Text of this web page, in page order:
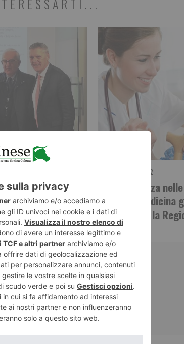
focus a Chieri
16 NOVEMBRE 2022
Più assistenza
medici di medicina
accordo con la